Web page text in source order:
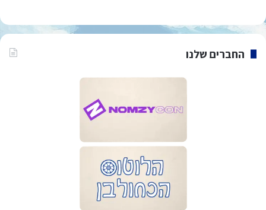
החברים שלנו